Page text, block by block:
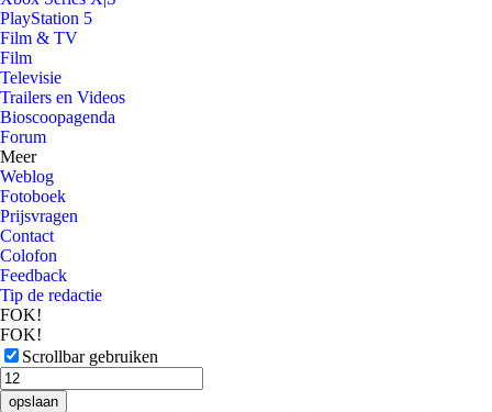
PlayStation 5
Film & TV
Film
Televisie
Trailers en Videos
Bioscoopagenda
Forum
Meer
Weblog
Fotoboek
Prijsvragen
Contact
Colofon
Feedback
Tip de redactie
FOK!
FOK!
Scrollbar gebruiken
opslaan